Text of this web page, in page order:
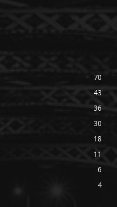
70
43
36
30
18
11
6
4